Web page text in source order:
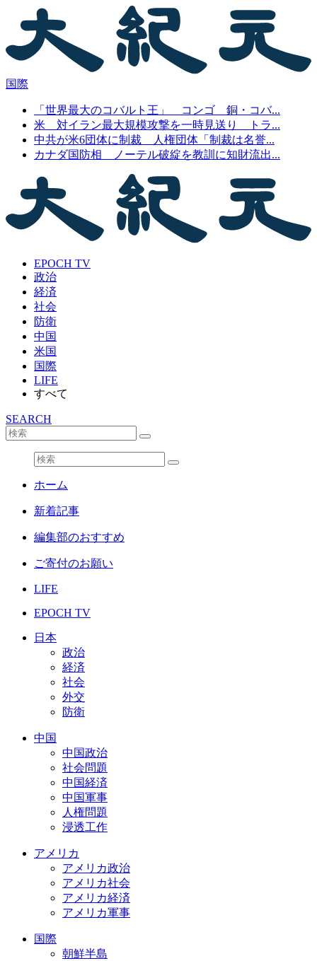
国際
「世界最大のコバルト王」 コンゴ 銅・コバ...
米 対イラン最大規模攻撃を一時見送り トラ...
中共が米6団体に制裁 人権団体「制裁は名誉...
カナダ国防相 ノーテル破綻を教訓に知財流出...
EPOCH TV
政治
経済
社会
防衛
中国
米国
国際
LIFE
すべて
SEARCH
ホーム
新着記事
編集部のおすすめ
ご寄付のお願い
LIFE
EPOCH TV
日本
政治
経済
社会
外交
防衛
中国
中国政治
社会問題
中国経済
中国軍事
人権問題
浸透工作
アメリカ
アメリカ政治
アメリカ社会
アメリカ経済
アメリカ軍事
国際
朝鮮半島